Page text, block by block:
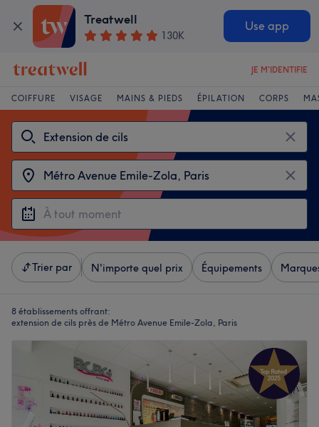
Treatwell
130K
Use app
JE M'IDENTIFIE
COIFFURE VISAGE MAINS & PIEDS ÉPILATION CORPS
Trier par N'importe quel prix Équipements
8 établissements offrant:
extension de cils près de Métro Avenue Emile-Zola, Paris